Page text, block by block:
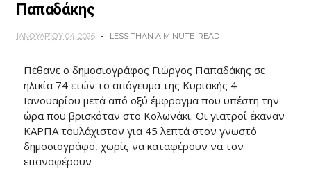
Παπαδάκης
ΙΑΝΟΥΑΡΊΟΥ 04, 2026 LESS THAN A MINUTE READ
Πέθανε ο δημοσιογράφος Γιώργος Παπαδάκης σε
ηλικία 74 ετών το απόγευμα της Κυριακής 4
Ιανουαρίου μετά από οξύ έμφραγμα που υπέστη την
ώρα που βρισκόταν στο Κολωνάκι. Οι γιατροί έκαναν
ΚΑΡΠΑ τουλάχιστον για 45 λεπτά στον γνωστό
δημοσιογράφο, χωρίς να καταφέρουν να τον
επαναφέρουν